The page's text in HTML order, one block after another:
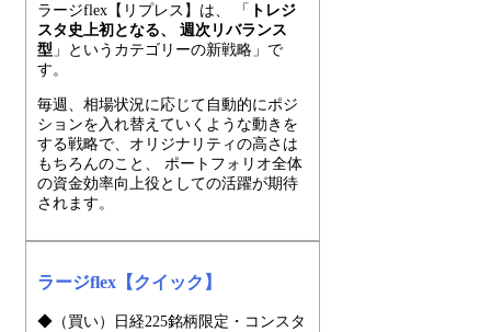
ラージflex【リプレス】は、 「 トレジ
スタ史上初となる、 週次リバランス
型 」というカテゴリーの新戦略」で
す。
毎週、相場状況に応じて自動的にポジ
ションを入れ替えていくような動きを
する戦略で、オリジナリティの高さは
もちろんのこと、 ポートフォリオ全体
の資金効率向上役としての活躍が期待
されます。
ラージflex【クイック】
◆（買い）日経225銘柄限定・コンスタ